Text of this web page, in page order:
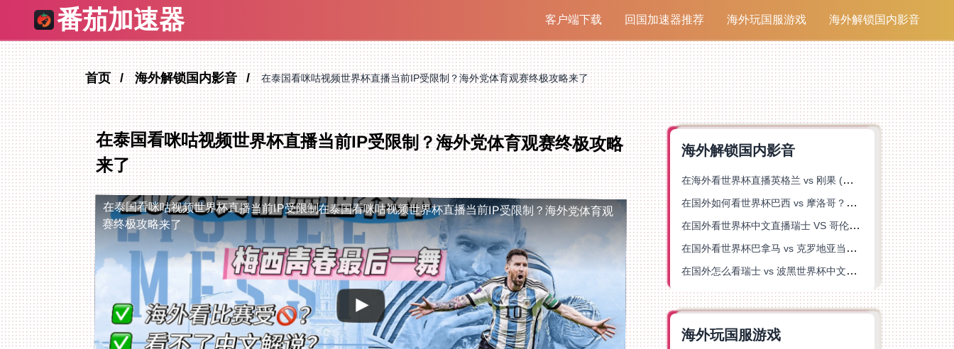
番茄加速器 客户端下载 回国加速器推荐 海外玩国服游戏 海外解锁国内影音
首页 海外解锁国内影音 在泰国看咪咕视频世界杯直播当前IP受限制？海外党体育观赛终极攻略来了
在泰国看咪咕视频世界杯直播当前IP受限制？海外党体育观赛终极攻略
来了
在泰国看咪咕视频世界杯直播当前IP受限制在泰国看咪咕视频世界杯直播当前IP受限制？海外党体育观
赛终极攻略来了
海外解锁国内影音
在海外看世界杯直播英格兰 vs 刚果 (金)当前地区不可播放？这篇指南帮你突破所有限制
在国外如何看世界杯巴西 vs 摩洛哥？海外党专属体育观赛指南来了
在国外看世界杯中文直播瑞士 VS 哥伦比亚当前地区不可播放？这篇指南帮你搞定
在国外看世界杯巴拿马 vs 克罗地亚当前地区不可播放？这篇指南帮你轻松解决海外体育直播难题
在国外怎么看瑞士 vs 波黑世界杯中文解说？这篇指南帮你搞定所有地区限制问题
海外玩国服游戏